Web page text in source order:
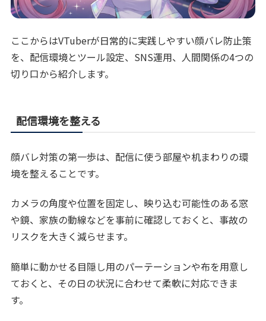
ここからはVTuberが日常的に実践しやすい顔バレ防止策
を、配信環境とツール設定、SNS運用、人間関係の4つの
切り口から紹介します。
配信環境を整える
顔バレ対策の第一歩は、配信に使う部屋や机まわりの環
境を整えることです。
カメラの角度や位置を固定し、映り込む可能性のある窓
や鏡、家族の動線などを事前に確認しておくと、事故の
リスクを大きく減らせます。
簡単に動かせる目隠し用のパーテーションや布を用意し
ておくと、その日の状況に合わせて柔軟に対応できま
す。